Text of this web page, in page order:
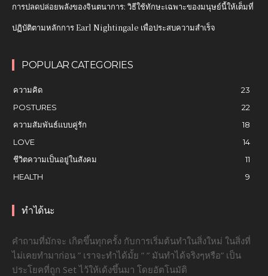
การปลดปล่อยพลังของจินตนาการ: วิธีใช้ทักษะเฉพาะของมนุษย์นี้ให้เต็มที่
ปฏิบัติตามหลักการ Earl Nightingale เพื่อประสบความสำเร็จ
POPULAR CATEGORIES
ความคิด
23
POSTURES
22
ความสัมพันธ์แบบคู่รัก
18
LOVE
14
ชีวิตความเป็นอยู่ในสังคม
11
HEALTH
9
ทำได้นะ
คำถามที่มักจะ เกิดขึ้นทุกครั้ง กับการเริ่มต้นทำในสิ่งใหม่ ในสิ่งที่
ไม่เคยทำมาก่อน ” เราจะทำได้มั้ย ” ” มันทำได้จริงๆหรือ” เป็น
ประโยคที่ถูก Set ไว้ให้เด้งขึ้นมา โดยอัตโนมัติ